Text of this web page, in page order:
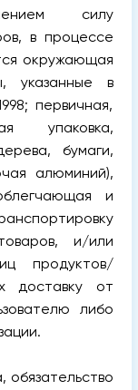
силу
в процессе
окружающая
указанные в
первичная,
упаковка,
бумаги,
алюминий),
и
и/или
продуктов/
доставку от
либо
обязательство